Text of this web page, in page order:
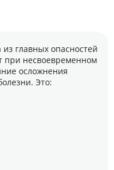
главных опасностей
при несвоевременном
осложнения
Это: